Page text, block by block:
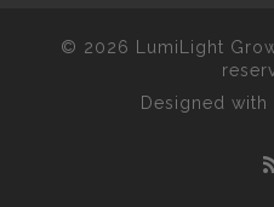
© 2026 LumiLight
Designed with